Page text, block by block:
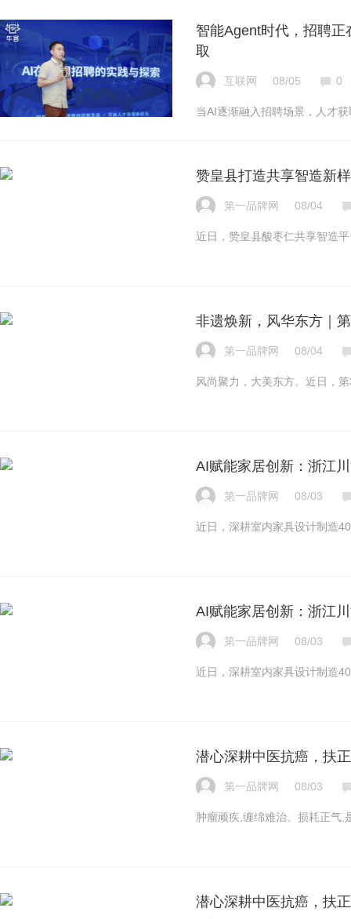
智能Agent时代，招聘
取
互联网 08/05 0
当AI逐渐融入招聘场景，人才
赞皇县打造共享智造新
第一品牌网 08/04
近日，赞皇县酸枣仁共享智造
非遗焕新，风华东方｜
第一品牌网 08/04
风尚聚力，大美东方。近日，
AI赋能家居创新：浙江
第一品牌网 08/03
近日，深耕室内家具设计制造
AI赋能家居创新：浙江
第一品牌网 08/03
近日，深耕室内家具设计制造
潜心深耕中医抗癌，扶
第一品牌网 08/03
肿瘤顽疾,缠绵难治、损耗正气,
潜心深耕中医抗癌，扶